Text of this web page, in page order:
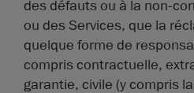
des défauts ou à la non-
ou des Services, que la
quelque forme de
compris contractuelle,
garantie, civile (y compris